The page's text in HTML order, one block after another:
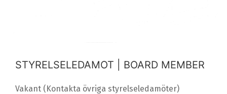
STYRELSELEDAMOT | BOARD MEMBER
Vakant (Kontakta övriga styrelseledamöter)